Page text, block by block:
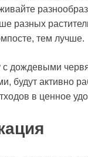
разных
тем лучше.
дождевыми
будут активно
в ценное